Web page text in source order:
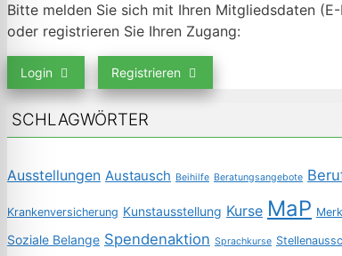
Bitte melden Sie sich mit Ihren Mitgliedsdaten
oder registrieren Sie Ihren Zugang:
Login Registrieren
SCHLAGWÖRTER
Ausstellungen Austausch Beihilfe Beratungsangebote
Krankenversicherung Kunstausstellung Kurse MaP
Soziale Belange Spendenaktion Sprachkurse